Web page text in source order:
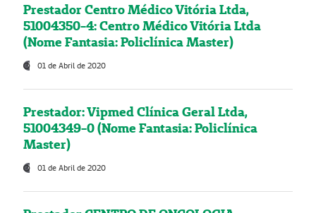
Prestador Centro Médico Vitória Ltda,
51004350-4: Centro Médico Vitória Ltda
(Nome Fantasia: Policlínica Master)
01 de Abril de 2020
Prestador: Vipmed Clínica Geral Ltda,
51004349-0 (Nome Fantasia: Policlínica
Master)
01 de Abril de 2020